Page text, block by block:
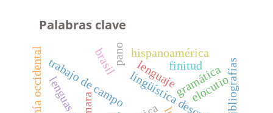
Palabras clave
trabajo de campo gramática
brasil lenguaje bibliografías
hispanoamérica
pano finitud
elocutio